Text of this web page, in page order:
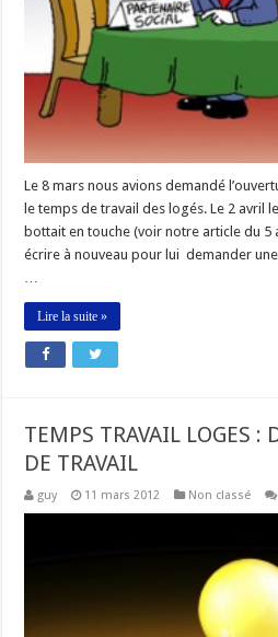
Le 8 mars nous avions demandé
le temps de travail des logés. Le 2 avril
bottait en touche (voir notre article du 5
écrire à nouveau pour lui demander
Lire la suite »
TEMPS TRAVAIL LOGES :
DE TRAVAIL
guy 11 mars 2012 Non classé